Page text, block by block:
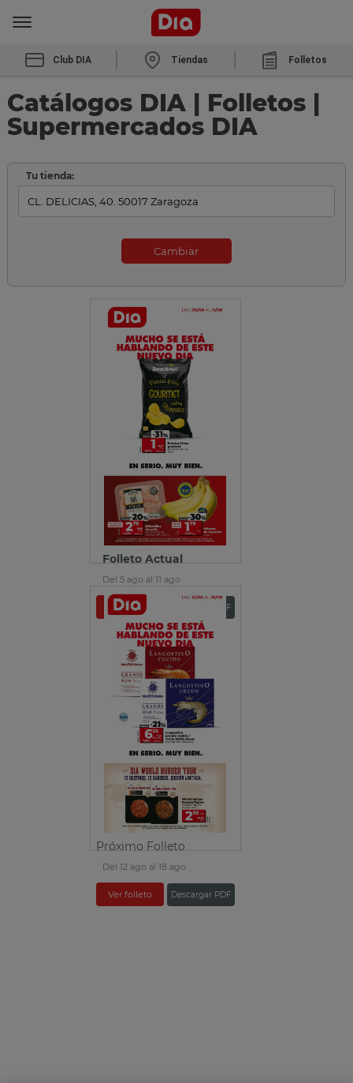
Club DIA Tiendas Folletos
Catálogos DIA | Folletos |
Supermercados DIA
Tu tienda:
Cambiar
Folleto Actual
Del 5 ago al 11 ago
Ver folleto Descargar PDF
Próximo Folleto
Del 12 ago al 18 ago
Ver folleto Descargar PDF